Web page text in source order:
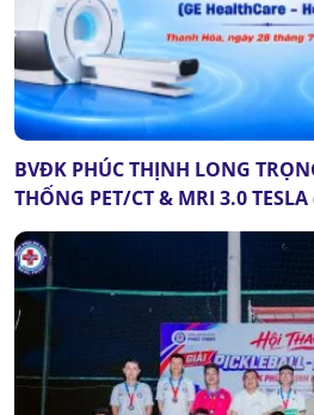
BVĐK PHÚC THỊNH LONG
THỐNG PET/CT & MRI 3.0 TESLA
HOA KỲ): DẤU MỐC QUAN
HÓA